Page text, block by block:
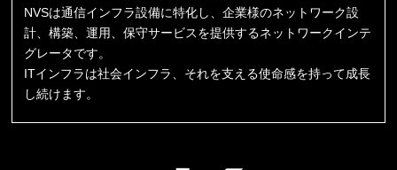
NVSは通信インフラ設備に特化し、企業様のネットワーク設
計、構築、運用、保守サービスを提供するネットワークインテ
グレータです。
ITインフラは社会インフラ、それを支える使命感を持って成長
し続けます。